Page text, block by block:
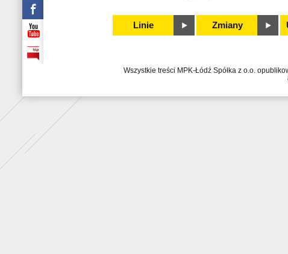
Linie Zmiany
Wszystkie treści MPK-Łódź Spółka z o.o.